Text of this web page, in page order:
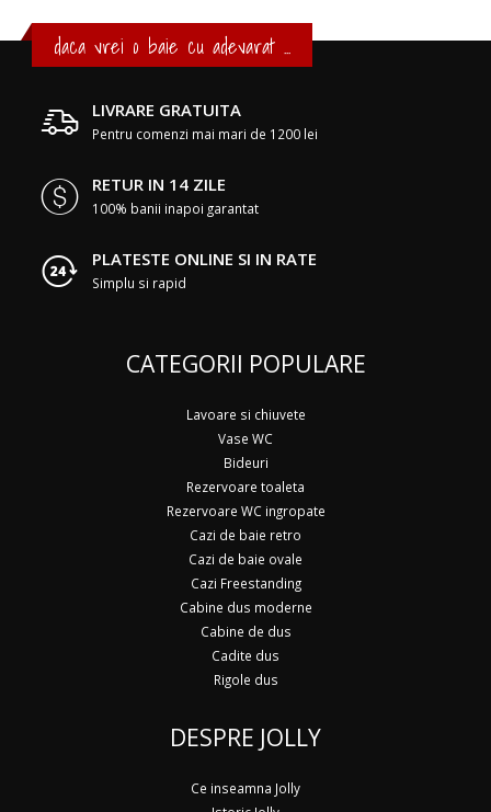
daca vrei o baie cu adevarat ...
LIVRARE GRATUITA
Pentru comenzi mai mari de 1200 lei
RETUR IN 14 ZILE
100% banii inapoi garantat
PLATESTE ONLINE SI IN RATE
Simplu si rapid
CATEGORII POPULARE
Lavoare si chiuvete
Vase WC
Bideuri
Rezervoare toaleta
Rezervoare WC ingropate
Cazi de baie retro
Cazi de baie ovale
Cazi Freestanding
Cabine dus moderne
Cabine de dus
Cadite dus
Rigole dus
DESPRE JOLLY
Ce inseamna Jolly